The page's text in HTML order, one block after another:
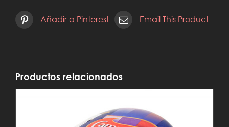
Añadir a Pinterest Email This Product
Productos relacionados